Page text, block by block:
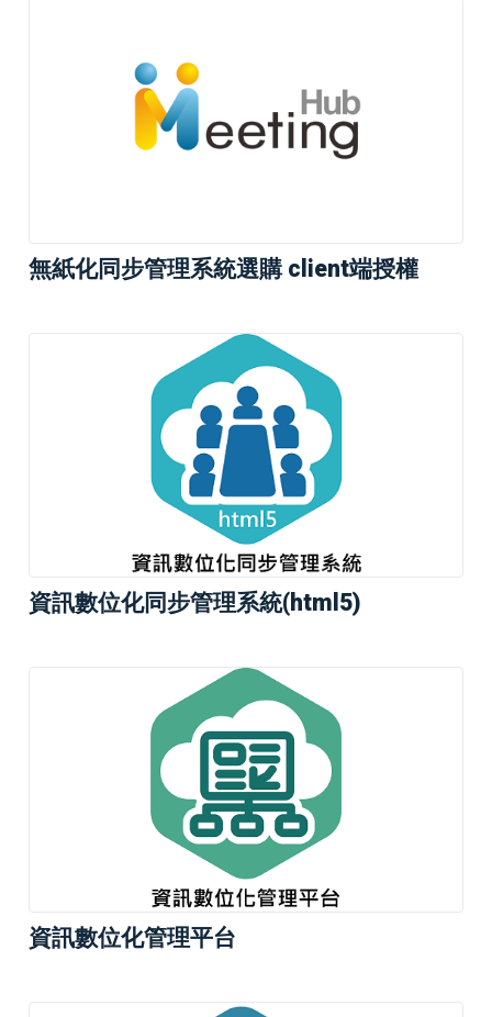
無紙化同步管理系統選購 client端授權
資訊數位化同步管理系統(html5)
資訊數位化管理平台